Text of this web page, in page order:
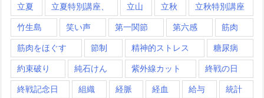
立夏 立夏特別講座、 立山 立秋 立秋特別講座
竹生島 笑い声 第一関節 第六感 筋肉
筋肉をほぐす 節制 精神的ストレス 糖尿病
約束破り 純石けん 紫外線カット 終戦の日
終戦記念日 組織 経脈 経血 給与 統計